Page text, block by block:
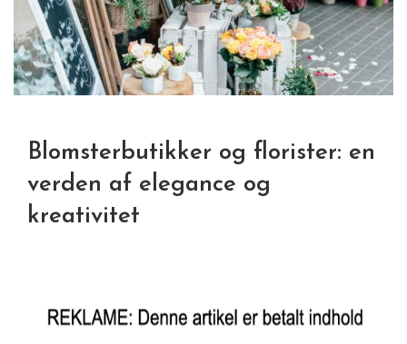
Blomsterbutikker og florister: en
verden af elegance og
kreativitet